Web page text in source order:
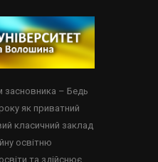
засновника – Бедь
як приватний
класичний заклад
освітню
та здійснює